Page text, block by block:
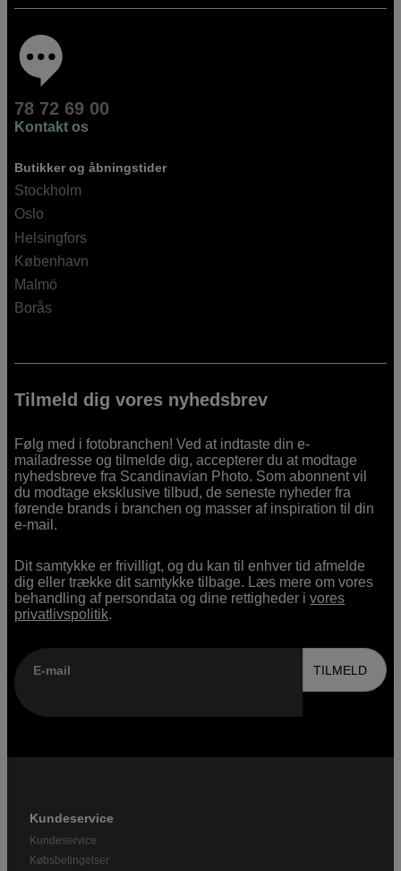
78 72 69 00
Kontakt os
Butikker og åbningstider
Stockholm
Oslo
Helsingfors
København
Malmö
Borås
Tilmeld dig vores nyhedsbrev
Følg med i fotobranchen! Ved at indtaste din e-
mailadresse og tilmelde dig, accepterer du at modtage
nyhedsbreve fra Scandinavian Photo. Som abonnent vil
du modtage eksklusive tilbud, de seneste nyheder fra
førende brands i branchen og masser af inspiration til din
e-mail.
Dit samtykke er frivilligt, og du kan til enhver tid afmelde
dig eller trække dit samtykke tilbage. Læs mere om vores
behandling af persondata og dine rettigheder ivores
privatlivspolitik.
E-mail TILMELD
Kundeservice
Kundeservice
Købsbetingelser